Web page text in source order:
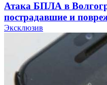
Атака БПЛА в
пострадавшие и
Волгоградские вузы в
рейтинга: ВолгГТУ и
для химической
Эксклюзив